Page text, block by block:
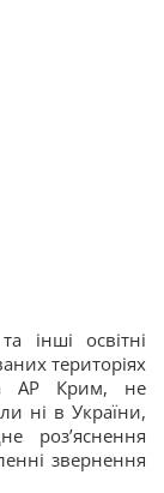
інші освітні
територіях
АР Крим, не
ні в України,
роз’яснення
звернення